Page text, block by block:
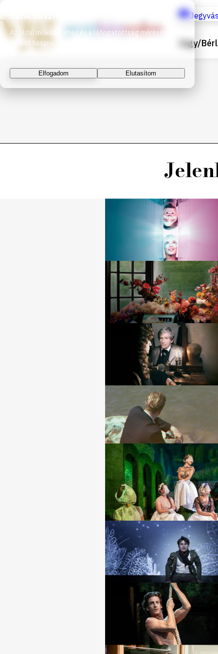
Jegy/
Sütik használata
Az oldal működéséhez és a látogatottság méréséhez
sütiket használunk. A folytatással elfogadja a sütik
használatát.
Elfogadom Elutasítom